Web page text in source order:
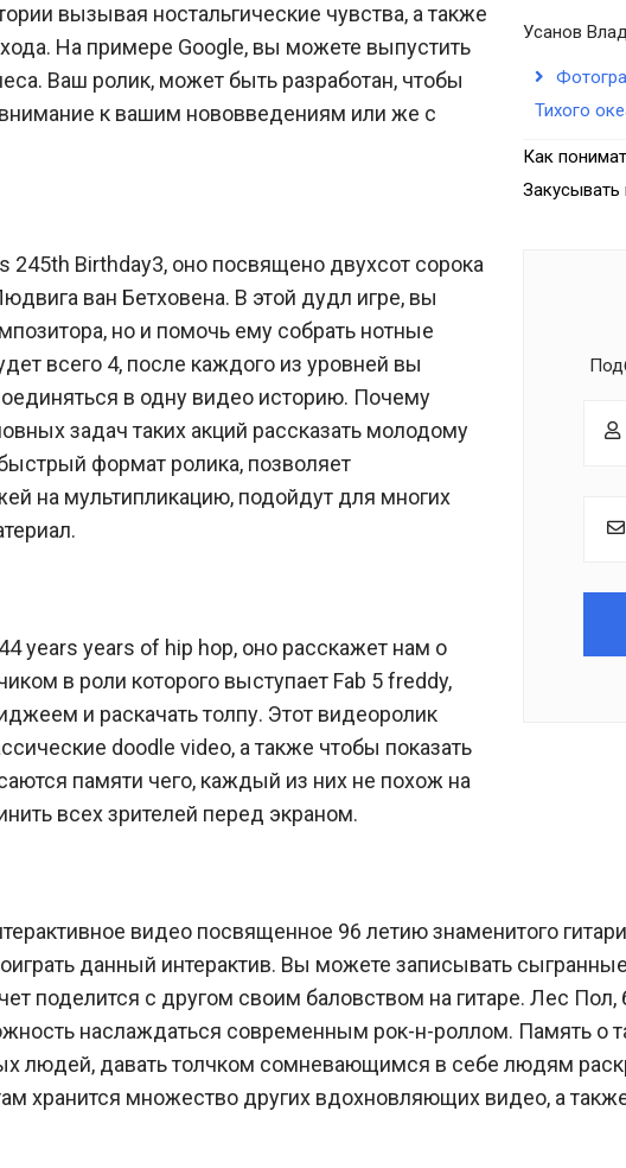
Усанов
Тихого
Как
вызывая ностальгические чувства, а также
На примере Google, вы можете выпустить
Ваш ролик, может быть разработан, чтобы
к вашим нововведениям или же с
Birthday3, оно посвящено двухсот сорока
ван Бетховена. В этой дудл игре, вы
но и помочь ему собрать нотные
всего 4, после каждого из уровней вы
в одну видео историю. Почему
задач таких акций рассказать молодому
формат ролика, позволяет
на мультипликацию, подойдут для многих
years years of hip hop, оно расскажет нам о
в роли которого выступает Fab 5 freddy,
и раскачать толпу. Этот видеоролик
doodle video, а также чтобы показать
памяти чего, каждый из них не похож на
всех зрителей перед экраном.
видео посвященное 96 летию знаменитого
данный интерактив. Вы можете записывать
поделится с другом своим баловством на гитаре. Лес
наслаждаться современным рок-н-роллом. Память о
людей, давать толчком сомневающимся в себе людям
хранится множество других вдохновляющих видео, а